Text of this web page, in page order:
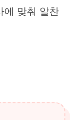
에 맞춰 알찬